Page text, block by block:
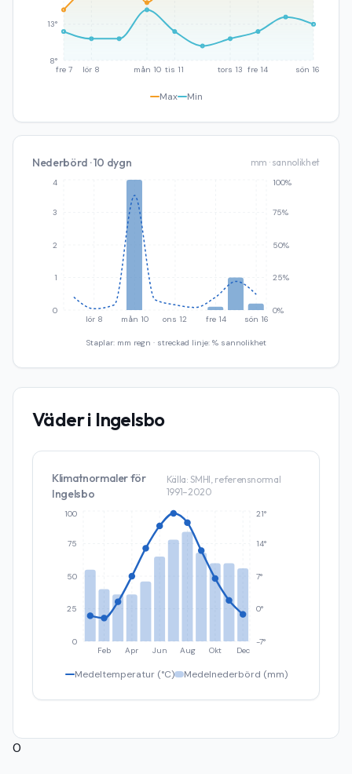
fre 7 lör 8 mån 10 tis 11 tors 13 fre 14 sön 16
8°
13°
Max Min
Nederbörd · 10 dygn mm · sannolikhet
lör 8 mån 10 ons 12 fre 14 sön 16
0
1
2
3
4
0%
25%
50%
75%
100%
Staplar: mm regn · streckad linje: % sannolikhet
Väder i Ingelsbo
Klimatnormaler för
Ingelsbo
Källa: SMHI, referensnormal
1991–2020
Feb Apr Jun Aug Okt Dec
0
25
50
75
100
-7°
0°
7°
14°
21°
Medeltemperatur (°C) Medelnederbörd (mm)
0